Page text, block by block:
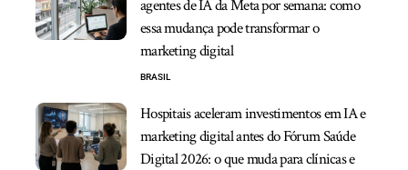
agentes de IA da Meta por semana: como
essa mudança pode transformar o
marketing digital
BRASIL
Hospitais aceleram investimentos em IA e
marketing digital antes do Fórum Saúde
Digital 2026: o que muda para clínicas e